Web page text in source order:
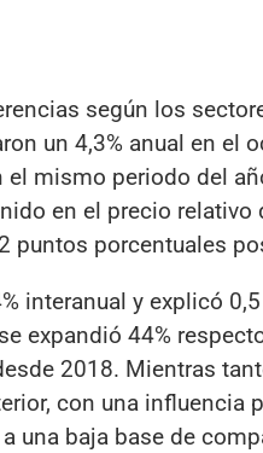
según los
un 4,3% anual en el
mismo periodo del
en el precio
puntos porcentuales
interanual y explicó
expandió 44%
2018. Mientras
con una influencia
una baja base de